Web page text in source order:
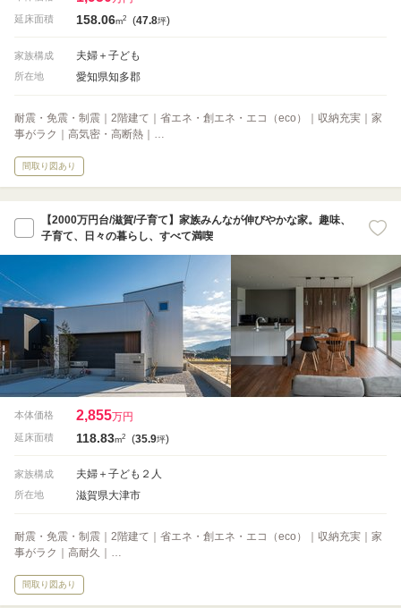
延床面積 158.06m2 (47.8坪)
家族構成 夫婦＋子ども
所在地 愛知県知多郡
耐震・免震・制震｜2階建て｜省エネ・創エネ・エコ（eco）｜収納充実｜家
事がラク｜高気密・高断熱｜…
間取り図あり
【2000万円台/滋賀/子育て】家族みんなが伸びやかな家。趣味、
子育て、日々の暮らし、すべて満喫
本体価格 2,855万円
延床面積 118.83m2 (35.9坪)
家族構成 夫婦＋子ども２人
所在地 滋賀県大津市
耐震・免震・制震｜2階建て｜省エネ・創エネ・エコ（eco）｜収納充実｜家
事がラク｜高耐久｜…
間取り図あり